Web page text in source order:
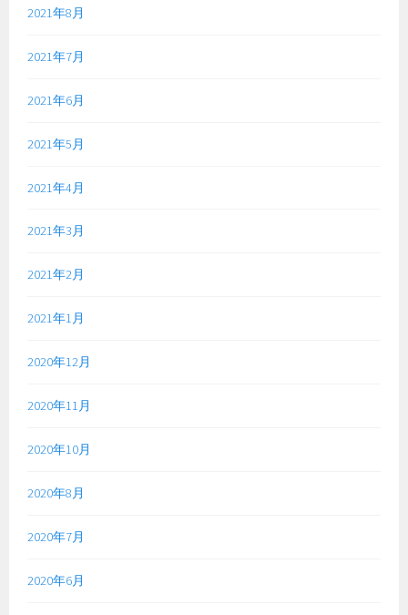
2021年8月
2021年7月
2021年6月
2021年5月
2021年4月
2021年3月
2021年2月
2021年1月
2020年12月
2020年11月
2020年10月
2020年8月
2020年7月
2020年6月